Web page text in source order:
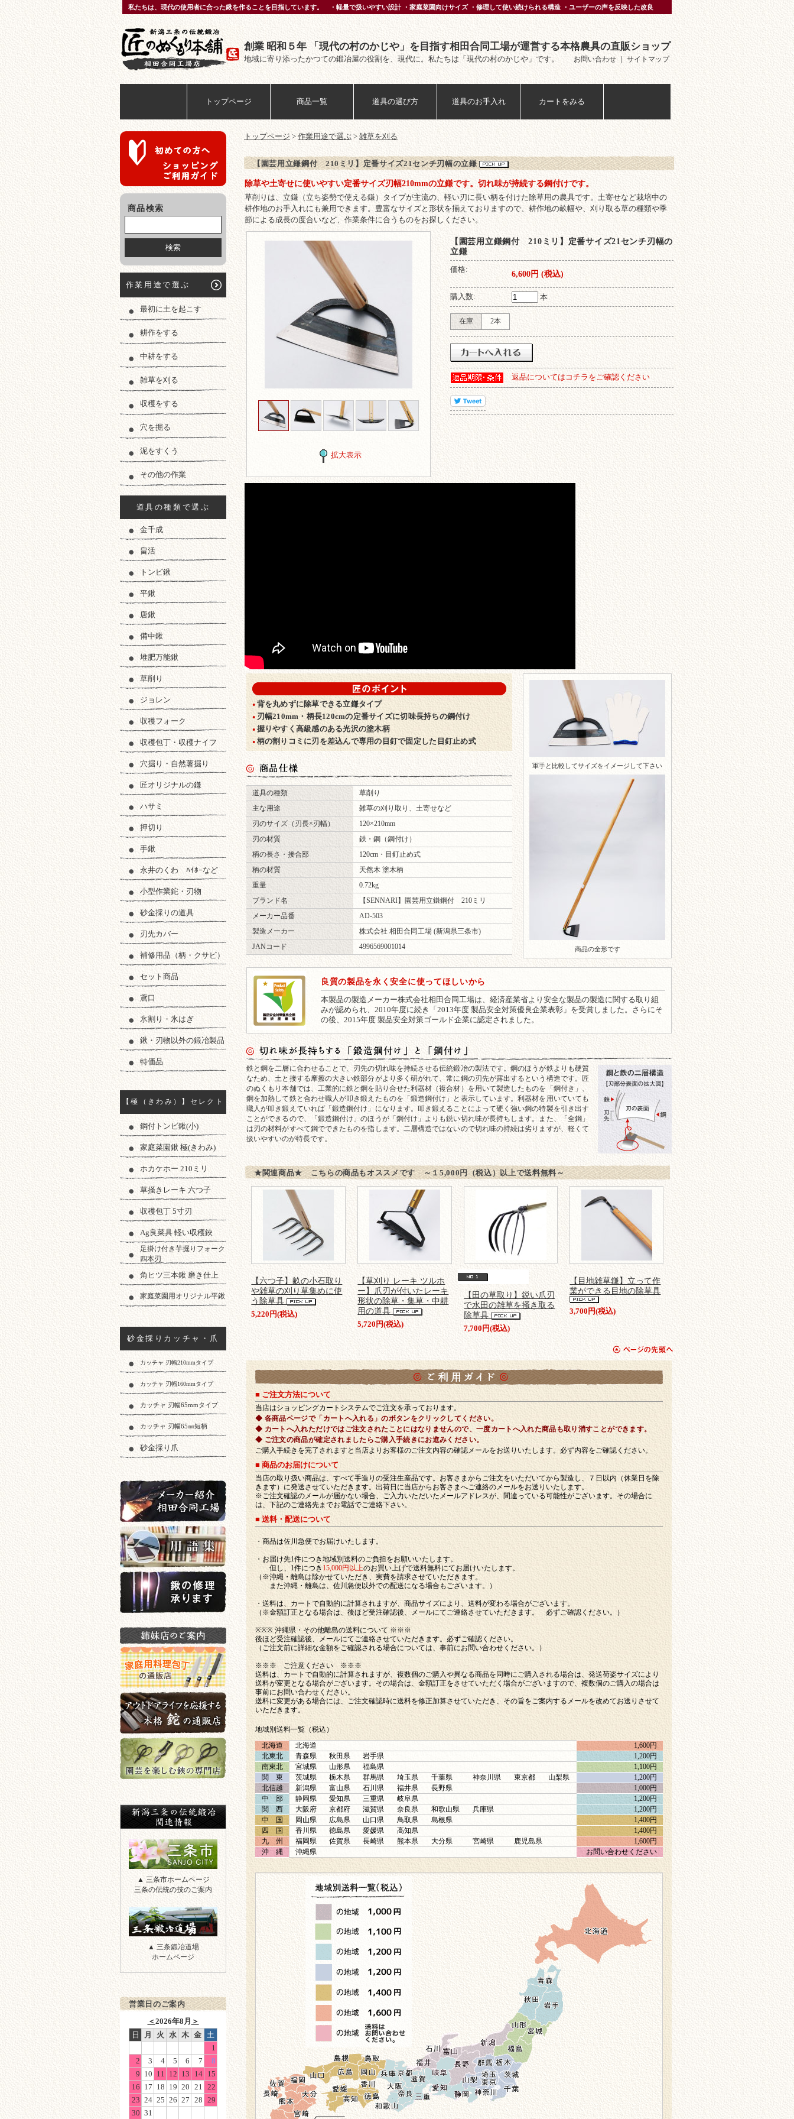
私たちは、現代の使用者に合った鍬を作ることを目指しています。 ・軽量で扱いやすい設計 ・家庭菜園向けサイズ ・修理して使い続けられる構造 ・ユーザーの声を反映した改良
創業 昭和５年 「現代の村のかじや」を目指す相田合同工場が運営する本格農具の直販ショップ
地域に寄り添ったかつての鍛冶屋の役割を、現代に。私たちは「現代の村のかじや」です。 お問い合わせ ｜サイトマップ
トップページ 商品一覧 道具の選び方 道具のお手入れ カートをみる
商品検索
作業用途で選ぶ
最初に土を起こす
耕作をする
中耕をする
雑草を刈る
収穫をする
穴を掘る
泥をすくう
その他の作業
道具の種類で選ぶ
金千成
畠活
トンビ鍬
平鍬
唐鍬
備中鍬
堆肥万能鍬
草削り
ジョレン
収穫フォーク
収穫包丁・収穫ナイフ
穴掘り・自然薯掘り
匠オリジナルの鎌
ハサミ
押切り
手鍬
永井のくわ ﾊｲﾎｰなど
小型作業鉈・刃物
砂金採りの道具
刃先カバー
補修用品（柄・クサビ）
セット商品
鳶口
氷割り・氷はぎ
鍬・刃物以外の鍛冶製品
特価品
【極（きわみ）】セレクト
鋼付トンビ鍬(小)
家庭菜園鍬 極(きわみ)
ホカケホー 210ミリ
草掻きレーキ 六つ子
収穫包丁 5寸刃
Ag良菜具 軽い収穫鋏
足掛け付き芋掘りフォーク
四本刃
角ヒツ三本鍬 磨き仕上
家庭菜園用オリジナル平鍬
砂金採りカッチャ・爪
カッチャ 刃幅210mmタイプ
カッチャ 刃幅160mmタイプ
カッチャ 刃幅65mmタイプ
カッチャ 刃幅65㎜短柄
砂金採り爪
メーカー紹介相田合同工場
用語集
姉妹店のご案内
家庭用料理包丁の通販店
アウトドアライフを応援する
本格鉈の通販店
園芸を楽しむ鋏の専門店
新潟三条の伝統鍛冶関連情報
▲ 三条市ホームページ
三条の伝統の技のご案内
▲ 三条鍛冶道場
ホームページ
営業日のご案内
＜2026年8月 ＞
日
月 火 水 木 金
土
1
2
3 4 5 6 7
8
9 10 11 12 13 14 15
16 17 18 19 20 21
22
23 24 25 26 27 28 29
30 31
トップページ > 作業用途で選ぶ > 雑草を刈る
【園芸用立鎌鋼付 210ミリ】定番サイズ21センチ刃幅の立鎌
除草や土寄せに使いやすい定番サイズ刃幅210mmの立鎌です。切れ味が持続する鋼付けです。
草削りは、立鎌（立ち姿勢で使える鎌）タイプが主流の、軽い刃に長い柄を付けた除草用の農具です。土寄せなど栽培中の
耕作地のお手入れにも兼用できます。豊富なサイズと形状を揃えておりますので、耕作地の畝幅や、刈り取る草の種類や季
節による成長の度合いなど、作業条件に合うものをお探しください。
拡大表示
【園芸用立鎌鋼付 210ミリ】定番サイズ21センチ刃幅の
立鎌
価格: 6,600円 (税込)
購入数: 本
在庫 2本
返品についてはコチラをご確認ください
匠のポイント
● 背を丸めずに除草できる立鎌タイプ
● 刃幅210mm・柄長120cmの定番サイズに切味長持ちの鋼付け
● 握りやすく高級感のある光沢の塗木柄
● 柄の割りコミに刃を差込んで専用の目釘で固定した目釘止め式
商品仕様
道具の種類 草削り
主な用途 雑草の刈り取り、土寄せなど
刃のサイズ（刃長×刃幅） 120×210mm
刃の材質 鉄・鋼（鋼付け）
柄の長さ・接合部 120cm・目釘止め式
柄の材質 天然木 塗木柄
重量 0.72kg
ブランド名 【SENNARI】園芸用立鎌鋼付 210ミリ
メーカー品番 AD-503
製造メーカー 株式会社 相田合同工場 (新潟県三条市)
JANコード 4996569001014
軍手と比較してサイズをイメージして下さい
商品の全形です
良質の製品を永く安全に使ってほしいから
本製品の製造メーカー株式会社相田合同工場は、経済産業省より安全な製品の製造に関する取り組
みが認められ、2010年度に続き「2013年度 製品安全対策優良企業表彰」を受賞しました。さらにそ
の後、2015年度 製品安全対策ゴールド企業に認定されました。
切れ味が長持ちする「鍛造鋼付け」と「鋼付け」
鉄と鋼を二層に合わせることで、刃先の切れ味を持続させる伝統鍛冶の製法です。鋼のほうが鉄よりも硬質
なため、土と接する摩擦の大きい鉄部分がより多く研がれて、常に鋼の刃先が露出するという構造です。匠
のぬくもり本舗では、工業的に鉄と鋼を貼り合せた利器材（複合材）を用いて製造したものを「鋼付き」、
鋼を加熱して鉄と合わせ職人が叩き鍛えたものを「鍛造鋼付け」と表示しています。利器材を用いていても
職人が叩き鍛えていれば「鍛造鋼付け」になります。叩き鍛えることによって硬く強い鋼の特製を引き出す
ことができるので、「鍛造鋼付け」のほうが「鋼付け」よりも鋭い切れ味が長持ちします。また、「全鋼」
は刃の材料がすべて鋼でできたものを指します。二層構造ではないので切れ味の持続は劣りますが、軽くて
扱いやすいのが特長です。
★関連商品★ こちらの商品もオススメです ～１5,000円（税込）以上で送料無料～
【六つ子】畝の小石取り
や雑草の刈り草集めに使
う除草具
5,220円(税込)
【草刈り レーキ ツルホ
ー】爪刃が付いたレーキ
形状の除草・集草・中耕
用の道具
5,720円(税込)
【田の草取り】鋭い爪刃
で水田の雑草を掻き取る
除草具
7,700円(税込)
【目地雑草鎌】立って作
業ができる目地の除草具
3,700円(税込)
page top
ご利用ガイド
■ ご注文方法について
当店はショッピングカートシステムでご注文を承っております。
◆ 各商品ページで「カートへ入れる」のボタンをクリックしてください。
◆ カートへ入れただけではご注文されたことにはなりませんので、一度カートへ入れた商品も取り消すことができます。
◆ ご注文の商品が確定されましたらご購入手続きにお進みください。
ご購入手続きを完了されますと当店よりお客様のご注文内容の確認メールをお送りいたします。必ず内容をご確認ください。
■ 商品のお届けについて
当店の取り扱い商品は、すべて手造りの受注生産品です。お客さまからご注文をいただいてから製造し、７日以内（休業日を除
きます）に発送させていただきます。出荷日に当店からお客さまへご連絡のメールをお送りいたします。
※ご注文確認のメールが届かない場合、ご入力いただいたメールアドレスが、間違っている可能性がございます。その場合に
は、下記のご連絡先までお電話でご連絡下さい。
■ 送料・配送について
・商品は佐川急便でお届けいたします。
・お届け先1件につき地域別送料のご負担をお願いいたします。
但し、1件につき 15,000円以上のお買い上げで送料無料にてお届けいたします。
（※沖縄・離島は除かせていただき、実費を請求させていただきます。
また沖縄・離島は、佐川急便以外での配送になる場合もございます。）
・送料は、カートで自動的に計算されますが、商品サイズにより、送料が変わる場合がございます。
（※金額訂正となる場合は、後ほど受注確認後、メールにてご連絡させていただきます。 必ずご確認ください。）
※※※ 沖縄県・その他離島の送料について ※※※
後ほど受注確認後、メールにてご連絡させていただきます。必ずご確認ください。
（ご注文前に詳細な金額をご確認される場合については、事前にお問い合わせください。）
※※※ ご注意ください ※※※
送料は、カートで自動的に計算されますが、複数個のご購入や異なる商品を同時にご購入される場合は、発送荷姿サイズにより
送料が変更となる場合がございます。その場合は、金額訂正をさせていただく場合がございますので、複数個のご購入の場合は
事前にお問い合わせください。
送料に変更がある場合には、ご注文確認時に送料を修正加算させていただき、その旨をご案内するメールを改めてお送りさせて
いただきます。
地域別送料一覧（税込）
北海道 北海道
1,600円
北東北
青森県 秋田県 岩手県
1,200円
南東北
宮城県 山形県 福島県
1,100円
関 東
茨城県 栃木県 群馬県 埼玉県 千葉県 神奈川県 東京都 山梨県
1,200円
北信越
新潟県 富山県 石川県 福井県 長野県
1,000円
中 部
静岡県 愛知県 三重県 岐阜県
1,200円
関 西
大阪府 京都府 滋賀県 奈良県 和歌山県 兵庫県
1,200円
中 国
岡山県 広島県 山口県 鳥取県 島根県
1,400円
四 国
香川県 徳島県 愛媛県 高知県
1,400円
九 州
福岡県 佐賀県 長崎県 熊本県 大分県 宮崎県 鹿児島県
1,600円
沖 縄
沖縄県 お問い合わせください